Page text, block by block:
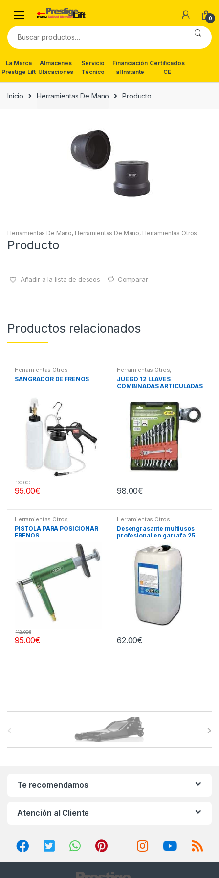
navigation
content
0
Buscar
por:
La Marca
Prestige Lift
Almacenes
Ubicaciones
Servicio
Técnico
Financiación
al Instante
Certificados
CE
Inicio Herramientas De Mano Producto
Herramientas De Mano, Herramientas De Mano, Herramientas Otros
Producto
Añadir a la lista de deseos Comparar
Productos relacionados
Herramientas Otros
SANGRADOR DE FRENOS
95.00€
130.00€
Herramientas Otros,
Herramientas De Mano
Herramientas De Mano
JUEGO 12 LLAVES
COMBINADAS ARTICULADAS
98.00€
Herramientas Otros,
Herramientas Frenos y
Refrigeración
PISTOLA PARA POSICIONAR
FRENOS
95.00€
112.00€
Herramientas Otros
Desengrasante multiusos
profesional en garrafa 25
62.00€
a
Te recomendamos
Atención al Cliente